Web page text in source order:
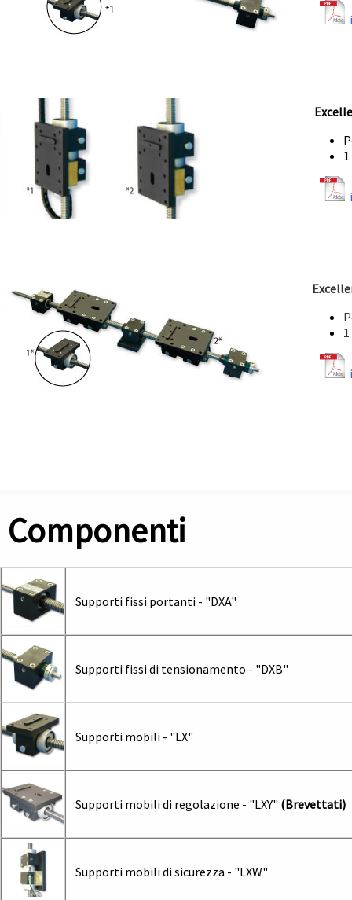
Componenti
Supporti fissi portanti - "DXA"
Supporti fissi di tensionamento - "DXB"
Supporti mobili - "LX"
Supporti mobili di regolazione - "LXY" (Brevettati)
Supporti mobili di sicurezza - "LXW"